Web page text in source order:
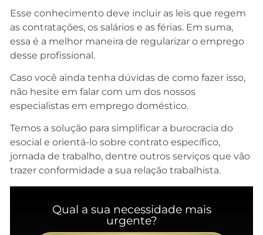
Esse conhecimento deve incluir as leis que regem
as contratações, os salários e as férias. Em suma,
essa é a melhor maneira de regularizar o emprego
desse profissional.
Caso você ainda tenha dúvidas de como fazer isso,
não hesite em falar com um dos nossos
especialistas em emprego doméstico.
Temos a solução para simplificar a burocracia do
esocial e orientá-lo sobre contrato específico,
jornada de trabalho, dentre outros serviços que vão
trazer conformidade a sua relação trabalhista.
Qual a sua necessidade mais
urgente?